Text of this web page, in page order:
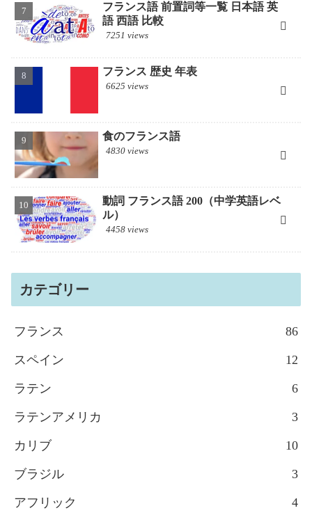
フランス語 前置詞等一覧 日本語 英
語 西語 比較
7251 views
フランス 歴史 年表
6625 views
食のフランス語
4830 views
動詞 フランス語 200（中学英語レベ
ル）
4458 views
カテゴリー
フランス 86
スペイン 12
ラテン 6
ラテンアメリカ 3
カリブ 10
ブラジル 3
アフリック 4